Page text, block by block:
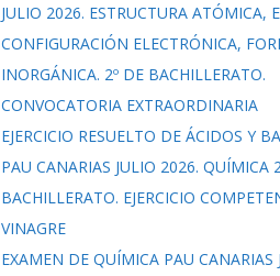
JULIO 2026. ESTRUCTURA ATÓMICA,
CONFIGURACIÓN ELECTRÓNICA,
INORGÁNICA. 2º DE BACHILLERATO.
CONVOCATORIA EXTRAORDINARIA
EJERCICIO RESUELTO DE ÁCIDOS Y
PAU CANARIAS JULIO 2026. QUÍMICA
BACHILLERATO. EJERCICIO
VINAGRE
EXAMEN DE QUÍMICA PAU CANARIAS